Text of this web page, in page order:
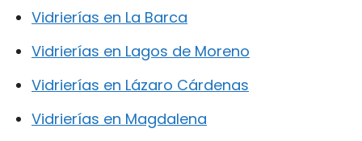
Vidrierías en La Barca
Vidrierías en Lagos de Moreno
Vidrierías en Lázaro Cárdenas
Vidrierías en Magdalena